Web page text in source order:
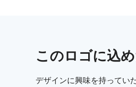
このロゴに込
デザインに興味を持ってい